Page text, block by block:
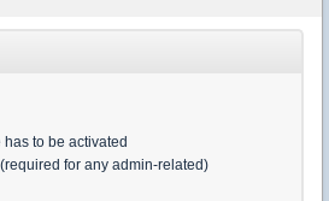
to be activated
for any admin-related)